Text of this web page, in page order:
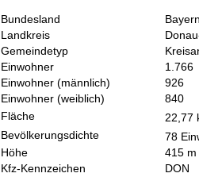
Bundesland
Landkreis
Gemeindetyp
Einwohner
1.766
Einwohner (männlich)
926
Einwohner (weiblich)
840
Fläche
22,77
Bevölkerungsdichte
78
Höhe
415 m
Kfz-Kennzeichen
DON